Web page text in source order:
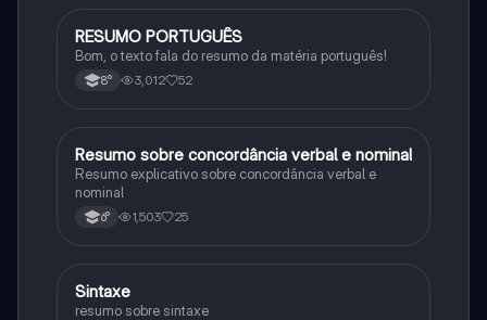
Português
RESUMO PORTUGUÊS
Bom, o texto fala do resumo da matéria português!
8° 3,012 52
Português
Resumo sobre concordância verbal e nominal
Resumo explicativo sobre concordância verbal e
nominal
6° 1,503 25
Português
Sintaxe
resumo sobre sintaxe